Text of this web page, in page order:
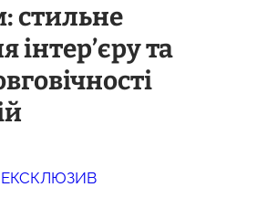
стильне
інтер’єру та
ЕКСКЛЮЗИВ